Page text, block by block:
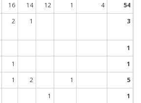
16 14 12 1 4 54
2 1 3
1
1 1
1 2 1 5
1 1